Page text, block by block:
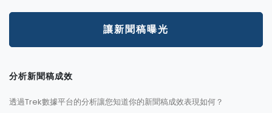
讓新聞稿曝光
分析新聞稿成效
透過Trek數據平台的分析讓您知道你的新聞稿成效表現如何？